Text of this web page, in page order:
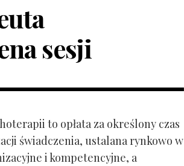
sesji
to opłata za określony czas
świadczenia, ustalana rynkowo w
i kompetencyjne, a